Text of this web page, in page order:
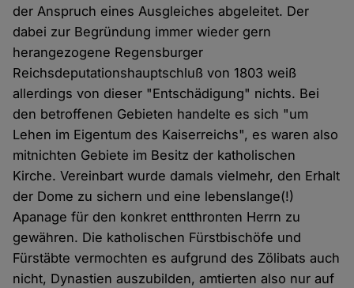
der Anspruch eines Ausgleiches abgeleitet. Der
dabei zur Begründung immer wieder gern
herangezogene Regensburger
Reichsdeputationshauptschluß von 1803 weiß
allerdings von dieser "Entschädigung" nichts. Bei
den betroffenen Gebieten handelte es sich "um
Lehen im Eigentum des Kaiserreichs", es waren also
mitnichten Gebiete im Besitz der katholischen
Kirche. Vereinbart wurde damals vielmehr, den Erhalt
der Dome zu sichern und eine lebenslange(!)
Apanage für den konkret entthronten Herrn zu
gewähren. Die katholischen Fürstbischöfe und
Fürstäbte vermochten es aufgrund des Zölibats auch
nicht, Dynastien auszubilden, amtierten also nur auf